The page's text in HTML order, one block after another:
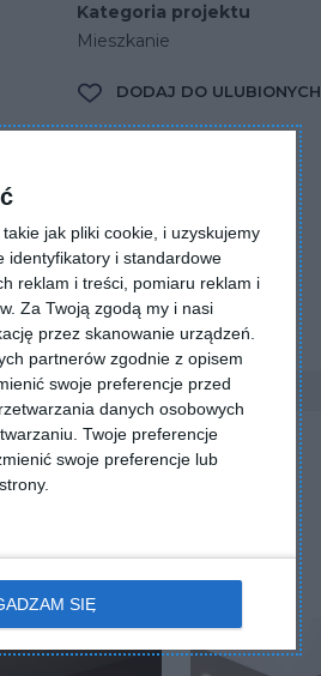
jak pliki cookie, i uzyskujemy
identyfikatory i standardowe
reklam i treści, pomiaru reklam i
Za Twoją zgodą my i nasi
przez skanowanie urządzeń.
partnerów zgodnie z opisem
swoje preferencje przed
danych osobowych
Twoje preferencje
swoje preferencje lub
SIĘ
Kategoria projektu
Mieszkanie
DODAJ DO ULUBIONYCH